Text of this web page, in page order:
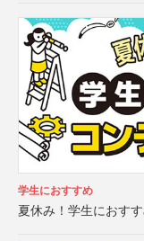
学生におすすめ
夏休み！学生におす